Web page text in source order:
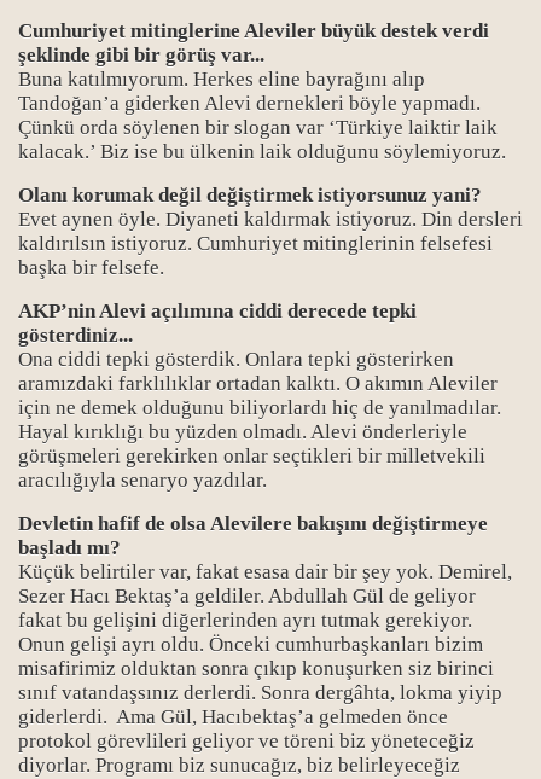
Cumhuriyet mitinglerine Aleviler büyük destek verdi
şeklinde gibi bir görüş var...
Buna katılmıyorum. Herkes eline bayrağını alıp
Tandoğan’a giderken Alevi dernekleri böyle yapmadı.
Çünkü orda söylenen bir slogan var ‘Türkiye laiktir laik
kalacak.’ Biz ise bu ülkenin laik olduğunu söylemiyoruz.
Olanı korumak değil değiştirmek istiyorsunuz yani?
Evet aynen öyle. Diyaneti kaldırmak istiyoruz. Din dersleri
kaldırılsın istiyoruz. Cumhuriyet mitinglerinin felsefesi
başka bir felsefe.
AKP’nin Alevi açılımına ciddi derecede tepki
gösterdiniz...
Ona ciddi tepki gösterdik. Onlara tepki gösterirken
aramızdaki farklılıklar ortadan kalktı. O akımın Aleviler
için ne demek olduğunu biliyorlardı hiç de yanılmadılar.
Hayal kırıklığı bu yüzden olmadı. Alevi önderleriyle
görüşmeleri gerekirken onlar seçtikleri bir milletvekili
aracılığıyla senaryo yazdılar.
Devletin hafif de olsa Alevilere bakışını değiştirmeye
başladı mı?
Küçük belirtiler var, fakat esasa dair bir şey yok. Demirel,
Sezer Hacı Bektaş’a geldiler. Abdullah Gül de geliyor
fakat bu gelişini diğerlerinden ayrı tutmak gerekiyor.
Onun gelişi ayrı oldu. Önceki cumhurbaşkanları bizim
misafirimiz olduktan sonra çıkıp konuşurken siz birinci
sınıf vatandaşsınız derlerdi. Sonra dergâhta, lokma yiyip
giderlerdi. Ama Gül, Hacıbektaş’a gelmeden önce
protokol görevlileri geliyor ve töreni biz yöneteceğiz
diyorlar. Programı biz sunucağız, biz belirleyeceğiz